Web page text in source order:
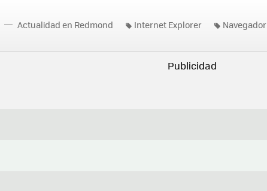
Actualidad en Redmond Internet Explorer Navegador